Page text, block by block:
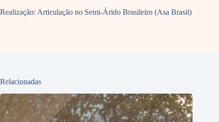
Realização: Articulação no Semi-Árido Brasileiro (Asa Brasil)
Relacionadas